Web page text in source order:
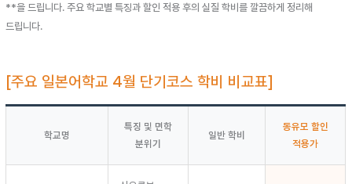
**을 드립니다. 주요 학교별 특징과 할인 적용 후의 실질 학비를 깔끔하게 정리해
드립니다.
[주요 일본어학교 4월 단기코스 학비 비교표]
학교명
특징 및 면학
분위기
일반 학비
동유모 할인
적용가